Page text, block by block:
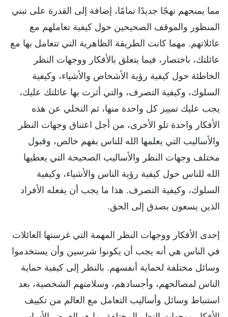
مما يمنحهم نهجًا جديدًا تمامًا، إضافة إلى القدرة على تبني
المنظور والموقف الصحيحين حول كيفية تعاملهم مع
عائلاتهم. مهما كانت الطريقة الظاهرية التي تتعامل بها مع
عائلتك، باختصار، فيما يتعلق بالأفكار ووجهات النظر
الخاطئة حول كيفية رؤية الأشخاص والأشياء، وكيفية
السلوك، وكيفية التصرف، والتي أثرت بها عائلتك عليك،
يجب عليك تمييز كل واحدة منها، ثم التخلي عن هذه
الأفكار واحدة تلو الأخرى، من أجل اعتناق وجهات النظر
والأساليب التي يعلمها الله للناس بفهم خالص، وقبول
مختلف وجهات النظر والأساليب الصحيحة التي يعطيها
الله للناس حول كيفية رؤية الناس والأشياء، وكيفية
السلوك، وكيفية التصرف. هذا ما يجب أن يفعله الأفراد
الذين يسعون بصدق إلى الحق.
إحدى الأفكار ووجهات النظر المهمة التي غرستها العائلات
في الناس هي أنه يجب أن يكونوا شرسين وأن يستخدموا
وسائل مختلفة لحماية أنفسهم. بالنظر إلى كيفية حماية
الناس لمصالحهم، وأجسادهم، وسلامتهم الشخصية، بعد
استنباط وسائل وأساليب التعامل مع العالم من تكييف